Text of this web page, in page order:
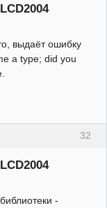
выдаёт ошибку
a type; did you
32
-